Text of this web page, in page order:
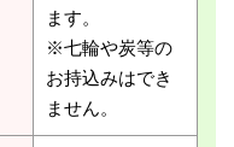
ます。
※七輪や炭等の
お持込みはでき
ません。